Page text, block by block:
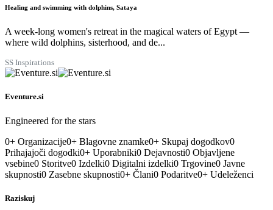
AVG.
Healing and swimming with dolphins, Sataya
A week-long women's retreat in the magical waters of Egypt —
where wild dolphins, sisterhood, and de...
SS Inspirations
Eventure.si
Engineered for the stars
0+ Organizacije0+ Blagovne znamke0+ Skupaj dogodkov0
Prihajajoči dogodki0+ Uporabniki0 Dejavnosti0 Objavljene
vsebine0 Storitve0 Izdelki0 Digitalni izdelki0 Trgovine0 Javne
skupnosti0 Zasebne skupnosti0+ Člani0 Podaritve0+ Udeleženci
Raziskuj